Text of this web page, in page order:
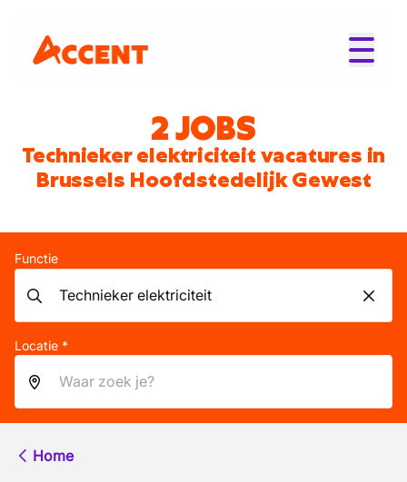
2 JOBS
Technieker elektriciteit vacatures in
Brussels Hoofdstedelijk Gewest
Functie
Locatie *
Home